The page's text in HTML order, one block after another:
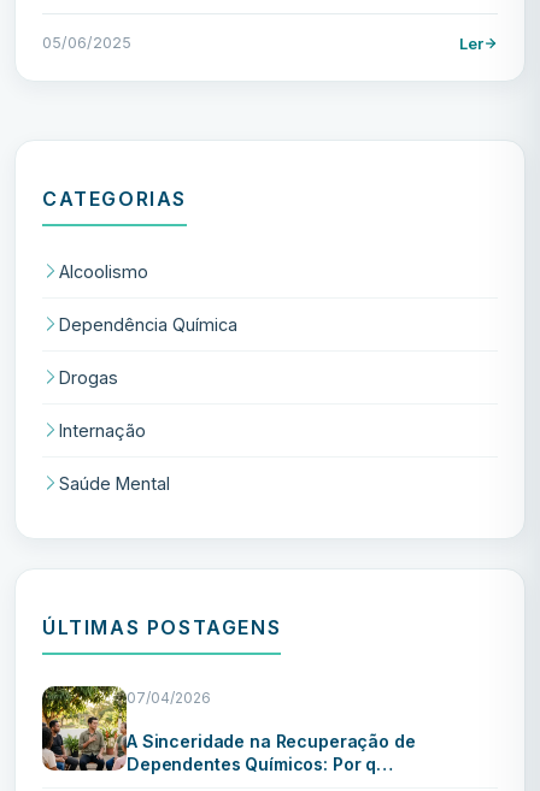
05/06/2025 Ler
CATEGORIAS
Alcoolismo
Dependência Química
Drogas
Internação
Saúde Mental
ÚLTIMAS POSTAGENS
07/04/2026
A Sinceridade na Recuperação de
Dependentes Químicos: Por q…